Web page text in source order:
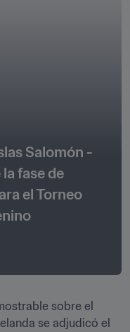
Salomón -
fase de
el Torneo
sobre el
se adjudicó el